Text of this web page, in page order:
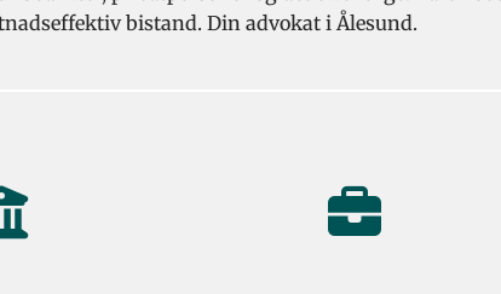
bistand. Din advokat i Ålesund.